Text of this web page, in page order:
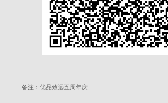
备注：优品致远五周年庆